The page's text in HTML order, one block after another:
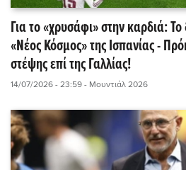
Για το «χρυσάφι» στην καρδιά:
«Νέος Κόσμος» της Ισπανίας -
στέψης επί της Γαλλίας!
14/07/2026 - 23:59 - Μουντιάλ 2026